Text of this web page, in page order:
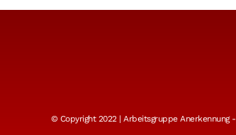
© Copyright 2022 | Arbeitsgruppe Anerkennung